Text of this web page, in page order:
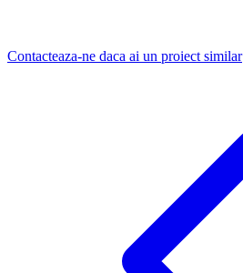
Contacteaza-ne daca ai un proiect similar